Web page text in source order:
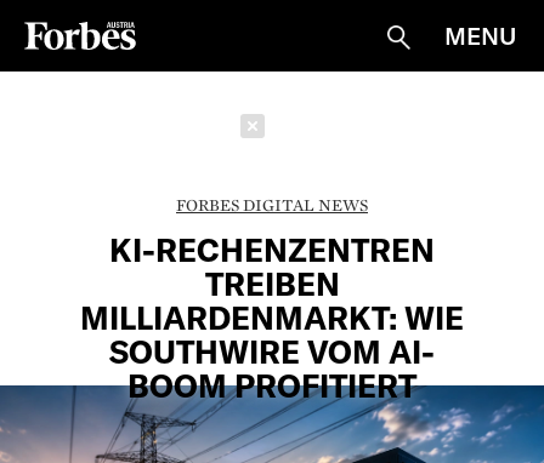
Suche
MENU
FORBES DIGITAL NEWS
KI-RECHENZENTREN
TREIBEN
MILLIARDENMARKT: WIE
SOUTHWIRE VOM AI-
BOOM PROFITIERT